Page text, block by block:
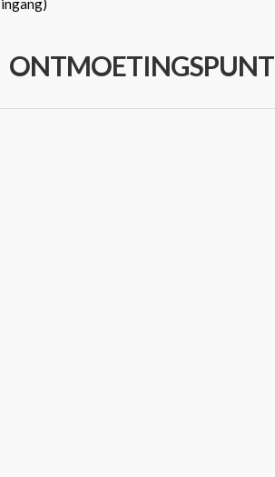
ingang)
ONTMOETINGSPUNT